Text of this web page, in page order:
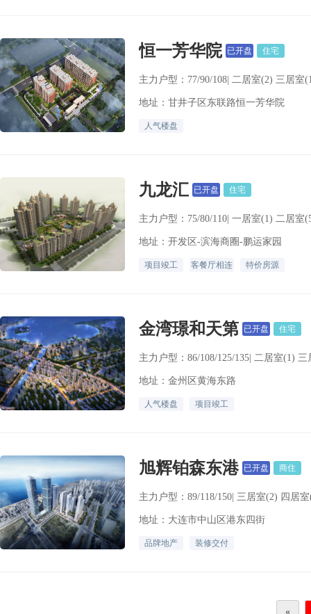
恒一芳华院 已开盘 住宅
主力户型：77/90/108| 二居室(2) 三居室
地址：甘井子区东联路恒一芳华院
人气楼盘
九龙汇 已开盘 住宅
主力户型：75/80/110| 一居室(1) 二居室
地址：开发区-滨海商圈-鹏运家园
项目竣工 客餐厅相连 特价房源
金湾璟和天第 已开盘 住宅
主力户型：86/108/125/135| 二居室(1)
地址：金州区黄海东路
人气楼盘 项目竣工
旭辉铂森东港 已开盘 商住
主力户型：89/118/150| 三居室(2) 四居
地址：大连市中山区港东四街
品牌地产 装修交付
«